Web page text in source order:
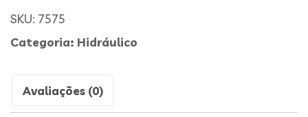
SKU: 7575
Categoria: Hidráulico
Avaliações (0)